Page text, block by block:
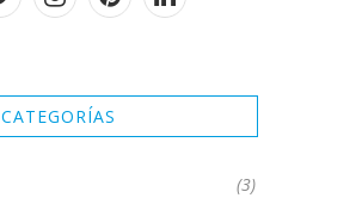
CATEGORÍAS
(3)